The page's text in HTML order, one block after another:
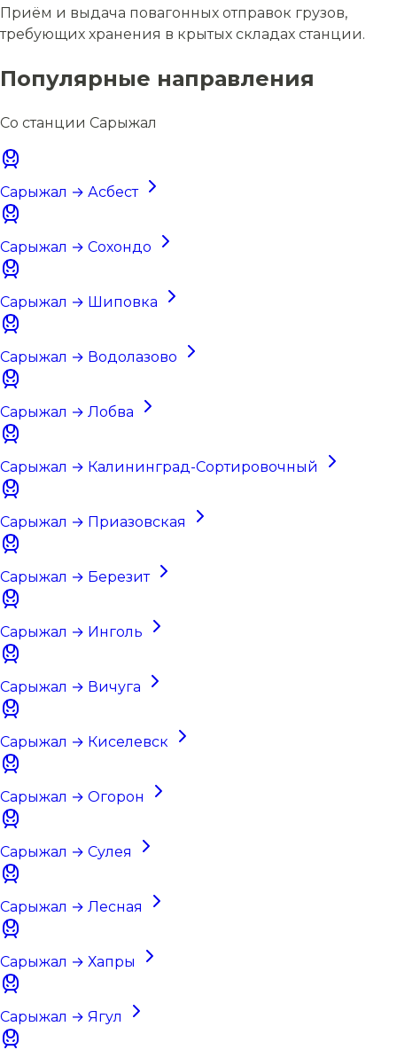
Приём и выдача повагонных отправок грузов,
требующих хранения в крытых складах станции.
Популярные направления
Со станции Сарыжал
Сарыжал → Асбест
Сарыжал → Сохондо
Сарыжал → Шиповка
Сарыжал → Водолазово
Сарыжал → Лобва
Сарыжал → Калининград-Сортировочный
Сарыжал → Приазовская
Сарыжал → Березит
Сарыжал → Инголь
Сарыжал → Вичуга
Сарыжал → Киселевск
Сарыжал → Огорон
Сарыжал → Сулея
Сарыжал → Лесная
Сарыжал → Хапры
Сарыжал → Ягул